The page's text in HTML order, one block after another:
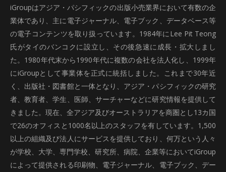
iGroupはアジア・パシフィックの出版小売業界において有数の企
業体であり、主に電子ジャーナル、電子ブック、データベース等
の電子コンテンツを取り扱っています。1984年にLee Pit Teong
氏がタイのバンコクに設立し、その後急速に成長・拡大しまし
た。1980年代末から1990年代に複数の会社を法人化し、1999年
にiGroupとして事業体を正式に統括しました。これまで30年近
く、出版社・図書館と一体となり、アジア・パシフィックの研究
者、教育者、学生、医師、サーチャーなどに研究情報を提供して
きました。現在、全アジア及びオーストラリアを商圏とし13カ国
で26のオフィスと1000名以上のスタッフを有しています。1,500
以上の組織及び法人にサービスを提供しており、何万という人々
が学校、大学、専門学校、研究所、病院、企業等においてiGroup
によって提供される印刷物、電子ジャーナル、電子ブック、デー